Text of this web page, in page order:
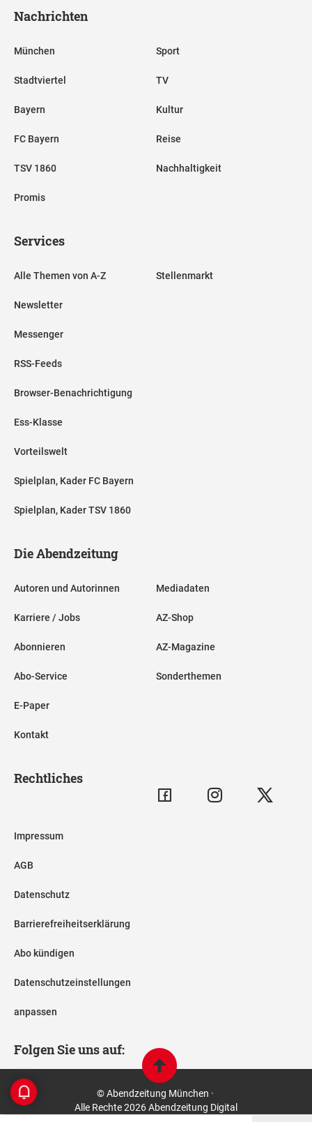
Nachrichten
München
Stadtviertel
Bayern
FC Bayern
TSV 1860
Promis
Sport
TV
Kultur
Reise
Nachhaltigkeit
Services
Alle Themen von A-Z
Newsletter
Messenger
RSS-Feeds
Browser-Benachrichtigung
Ess-Klasse
Vorteilswelt
Spielplan, Kader FC Bayern
Spielplan, Kader TSV 1860
Stellenmarkt
Die Abendzeitung
Autoren und Autorinnen
Karriere / Jobs
Abonnieren
Abo-Service
E-Paper
Kontakt
Mediadaten
AZ-Shop
AZ-Magazine
Sonderthemen
Rechtliches
Impressum
AGB
Datenschutz
Barrierefreiheitserklärung
Abo kündigen
Datenschutzeinstellungen
anpassen
Folgen Sie uns auf:
© Abendzeitung München ·
Alle Rechte 2026 Abendzeitung Digital